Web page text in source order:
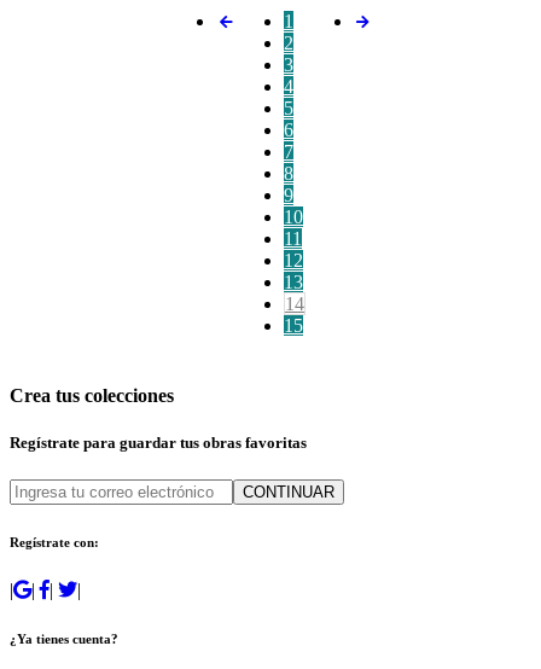
1
2
3
4
5
6
7
8
9
10
11
12
13
14
15
Crea tus colecciones
Regístrate para guardar tus obras favoritas
CONTINUAR
Regístrate con:
| | | |
¿Ya tienes cuenta?